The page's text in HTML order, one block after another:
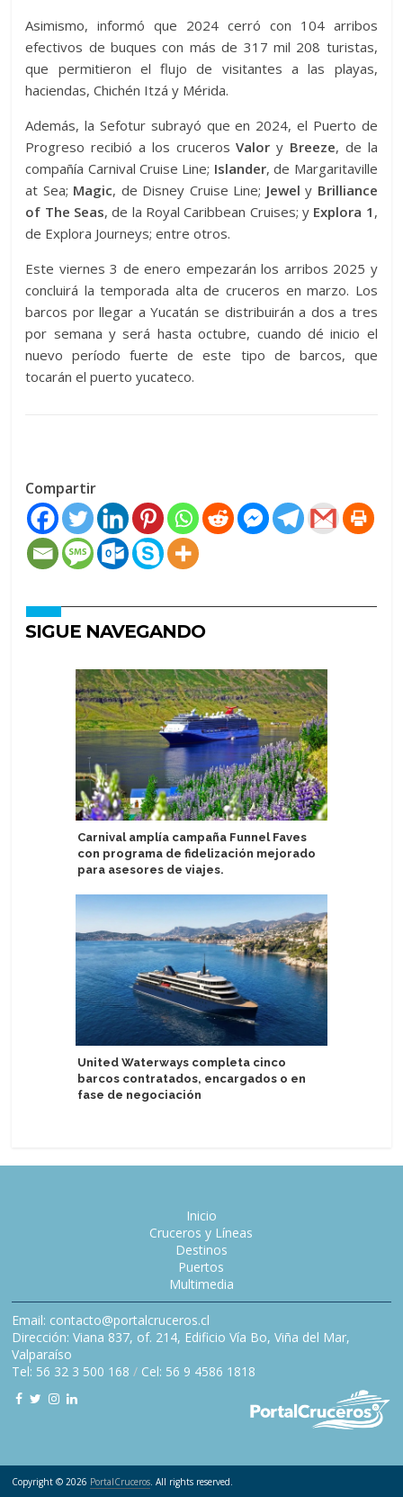
Asimismo, informó que 2024 cerró con 104 arribos
efectivos de buques con más de 317 mil 208 turistas,
que permitieron el flujo de visitantes a las playas,
haciendas, Chichén Itzá y Mérida.
Además, la Sefotur subrayó que en 2024, el Puerto de
Progreso recibió a los crucerosValor y Breeze, de la
compañía Carnival Cruise Line; Islander, de Margaritaville
at Sea; Magic, de Disney Cruise Line; Jewel y Brilliance
of The Seas, de la Royal Caribbean Cruises; y Explora 1 ,
de Explora Journeys; entre otros.
Este viernes 3 de enero empezarán los arribos 2025 y
concluirá la temporada alta de cruceros en marzo. Los
barcos por llegar a Yucatán se distribuirán a dos a tres
por semana y será hasta octubre, cuando dé inicio el
nuevo período fuerte de este tipo de barcos, que
tocarán el puerto yucateco.
Compartir
SIGUE NAVEGANDO
Carnival amplía campaña Funnel Faves
con programa de fidelización mejorado
para asesores de viajes.
United Waterways completa cinco
barcos contratados, encargados o en
fase de negociación
Inicio
Cruceros y Líneas
Destinos
Puertos
Multimedia
Email: contacto@portalcruceros.cl
Dirección: Viana 837, of. 214, Edificio Vía Bo, Viña del Mar,
Valparaíso
Tel: 56 32 3 500 168 / Cel: 56 9 4586 1818
Copyright © 2026 PortalCruceros. All rights reserved.